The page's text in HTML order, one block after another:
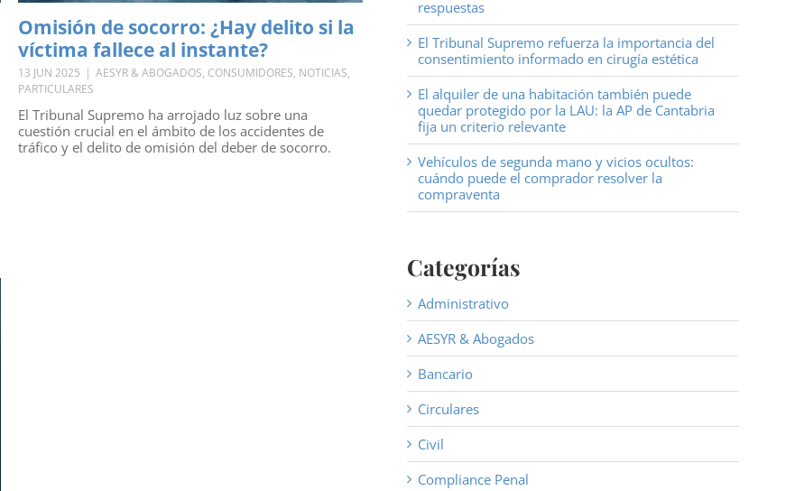
Omisión de socorro: ¿Hay delito si la
víctima fallece al instante?
13 JUN 2025 | AESYR & ABOGADOS, CONSUMIDORES, NOTICIAS,
PARTICULARES
El Tribunal Supremo ha arrojado luz sobre una
cuestión crucial en el ámbito de los accidentes de
tráfico y el delito de omisión del deber de socorro.
respuestas
El Tribunal Supremo refuerza la importancia del
consentimiento informado en cirugía estética
El alquiler de una habitación también puede
quedar protegido por la LAU: la AP de Cantabria
fija un criterio relevante
Vehículos de segunda mano y vicios ocultos:
cuándo puede el comprador resolver la
compraventa
Categorías
Administrativo
AESYR & Abogados
Bancario
Circulares
Civil
Compliance Penal